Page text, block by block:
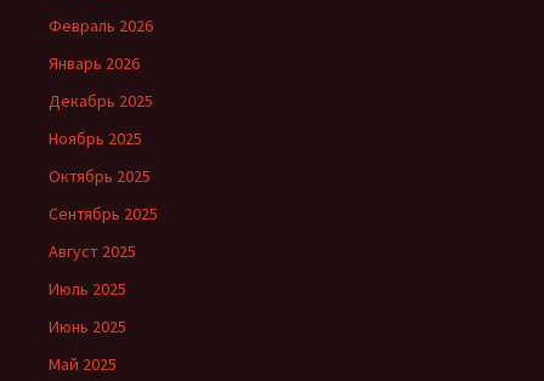
Февраль 2026
Январь 2026
Декабрь 2025
Ноябрь 2025
Октябрь 2025
Сентябрь 2025
Август 2025
Июль 2025
Июнь 2025
Май 2025